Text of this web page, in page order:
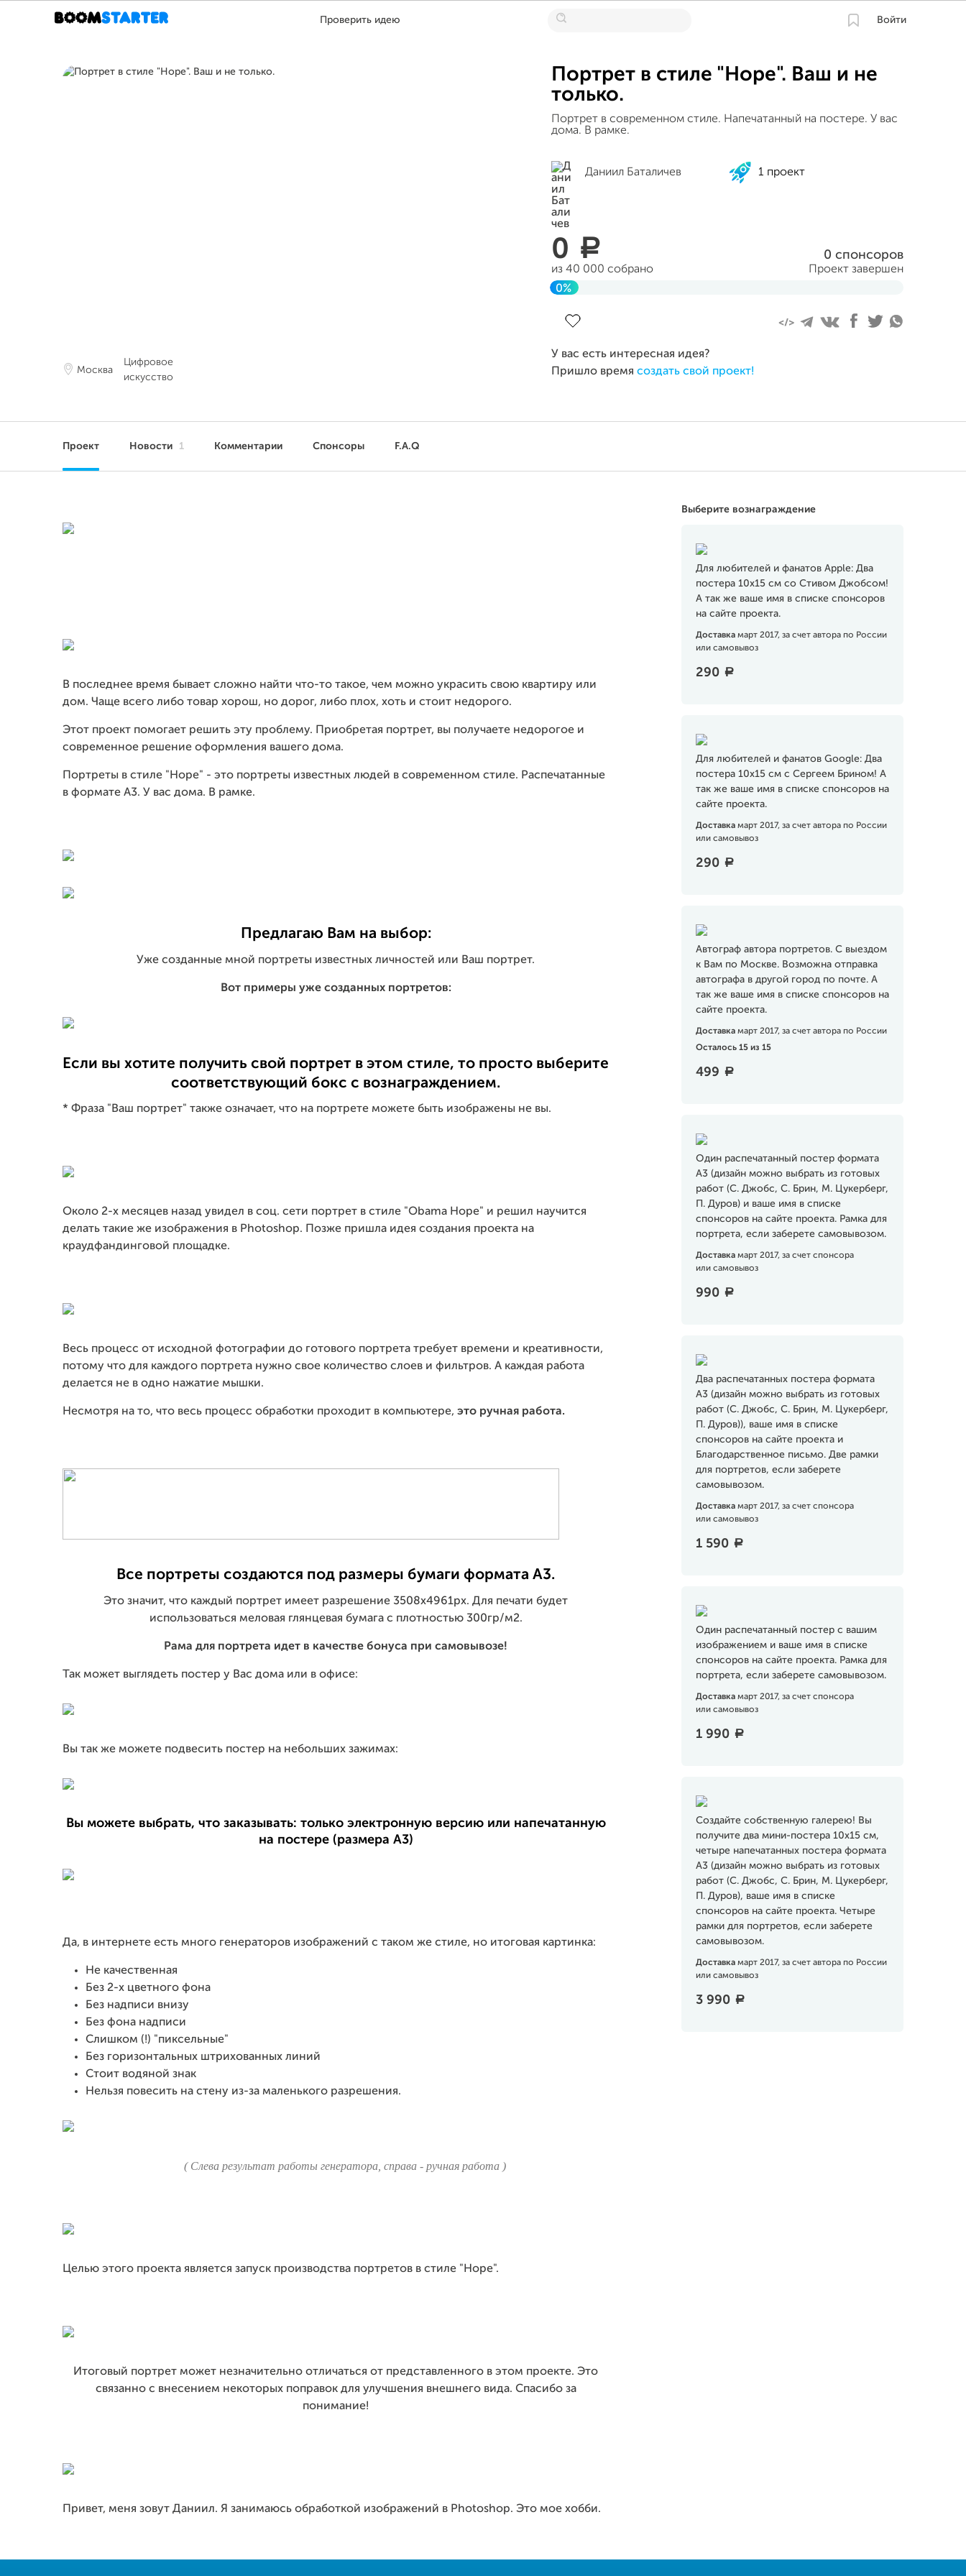
Проверить идею Войти
Москва
Цифровое
искусство
Портрет в стиле "Hope". Ваш и не
только.
Портрет в современном стиле. Напечатанный на постере. У вас
дома. В рамке.
Даниил Баталичев 1 проект
0 a
из 40 000 собрано
0 спонсоров
Проект завершен
0%
У вас есть интересная идея?
Пришло время создать свой проект!
Проект Новости 1 Комментарии Спонсоры F.A.Q
Выберите вознаграждение
Для любителей и фанатов Apple: Два
постера 10х15 см со Стивом Джобсом!
А так же ваше имя в списке спонсоров
на сайте проекта.
Доставка март 2017, за счет автора по России
или самовывоз
290 a
Для любителей и фанатов Google: Два
постера 10х15 см c Сергеем Брином! А
так же ваше имя в списке спонсоров на
сайте проекта.
Доставка март 2017, за счет автора по России
или самовывоз
290 a
Автограф автора портретов. С выездом
к Вам по Москве. Возможна отправка
автографа в другой город по почте. А
так же ваше имя в списке спонсоров на
сайте проекта.
Доставка март 2017, за счет автора по России
Осталось 15 из 15
499 a
Один распечатанный постер формата
А3 (дизайн можно выбрать из готовых
работ (С. Джобс, С. Брин, М. Цукерберг,
П. Дуров) и ваше имя в списке
спонсоров на сайте проекта. Рамка для
портрета, если заберете самовывозом.
Доставка март 2017, за счет спонсора
или самовывоз
990 a
Два распечатанных постера формата
А3 (дизайн можно выбрать из готовых
работ (С. Джобс, С. Брин, М. Цукерберг,
П. Дуров)), ваше имя в списке
спонсоров на сайте проекта и
Благодарственное письмо. Две рамки
для портретов, если заберете
самовывозом.
Доставка март 2017, за счет спонсора
или самовывоз
1 590 a
Один распечатанный постер с вашим
изображением и ваше имя в списке
спонсоров на сайте проекта. Рамка для
портрета, если заберете самовывозом.
Доставка март 2017, за счет спонсора
или самовывоз
1 990 a
Создайте собственную галерею! Вы
получите два мини-постера 10х15 см,
четыре напечатанных постера формата
А3 (дизайн можно выбрать из готовых
работ (С. Джобс, С. Брин, М. Цукерберг,
П. Дуров), ваше имя в списке
спонсоров на сайте проекта. Четыре
рамки для портретов, если заберете
самовывозом.
Доставка март 2017, за счет автора по России
или самовывоз
3 990 a
В последнее время бывает сложно найти что-то такое, чем можно украсить свою квартиру или
дом. Чаще всего либо товар хорош, но дорог, либо плох, хоть и стоит недорого.
Этот проект помогает решить эту проблему. Приобретая портрет, вы получаете недорогое и
современное решение оформления вашего дома.
Портреты в стиле "Hope" - это портреты известных людей в современном стиле. Распечатанные
в формате А3. У вас дома. В рамке.
Предлагаю Вам на выбор:
Уже созданные мной портреты известных личностей или Ваш портрет.
Вот примеры уже созданных портретов:
Если вы хотите получить свой портрет в этом стиле, то просто выберите
соответствующий бокс с вознаграждением.
* Фраза "Ваш портрет" также означает, что на портрете можете быть изображены не вы.
Около 2-х месяцев назад увидел в соц. сети портрет в стиле "Obama Hope" и решил научится
делать такие же изображения в Photoshop. Позже пришла идея создания проекта на
краудфандинговой площадке.
Весь процесс от исходной фотографии до готового портрета требует времени и креативности,
потому что для каждого портрета нужно свое количество слоев и фильтров. А каждая работа
делается не в одно нажатие мышки.
Несмотря на то, что весь процесс обработки проходит в компьютере, это ручная работа.
Все портреты создаются под размеры бумаги формата А3.
Это значит, что каждый портрет имеет разрешение 3508x4961px. Для печати будет
использоваться меловая глянцевая бумага с плотностью 300гр/м2.
Рама для портрета идет в качестве бонуса при самовывозе!
Так может выглядеть постер у Вас дома или в офисе:
Вы так же можете подвесить постер на небольших зажимах:
Вы можете выбрать, что заказывать: только электронную версию или напечатанную
на постере (размера А3)
Да, в интернете есть много генераторов изображений с таком же стиле, но итоговая картинка:
Не качественная
Без 2-х цветного фона
Без надписи внизу
Без фона надписи
Слишком (!) "пиксельные"
Без горизонтальных штрихованных линий
Стоит водяной знак
Нельзя повесить на стену из-за маленького разрешения.
( Слева результат работы генератора, справа - ручная работа )
Целью этого проекта является запуск производства портретов в стиле "Hope".
Итоговый портрет может незначительно отличаться от представленного в этом проекте. Это
связанно с внесением некоторых поправок для улучшения внешнего вида. Спасибо за
понимание!
Привет, меня зовут Даниил. Я занимаюсь обработкой изображений в Photoshop. Это мое хобби.